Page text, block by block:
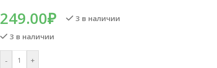
249.00₽
3 в наличии
3 в наличии
- +